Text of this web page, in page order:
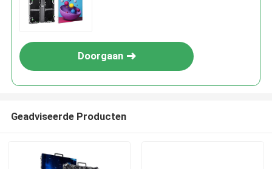
Doorgaan
Geadviseerde Producten